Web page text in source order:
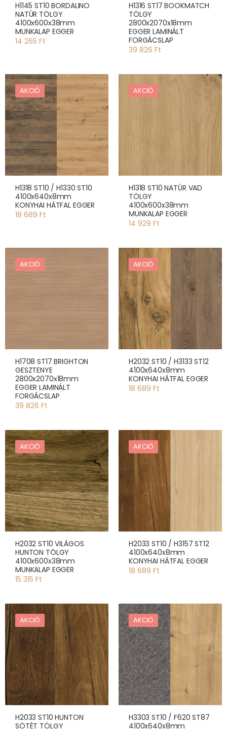
H1145 ST10 BORDALINO
NATÚR TÖLGY
4100x600x38mm
MUNKALAP EGGER
14 265 Ft
H1316 ST17 BOOKMATCH
TÖLGY
2800x2070x18mm
EGGER LAMINÁLT
FORGÁCSLAP
39 826 Ft
AKCIÓ
H1318 ST10 / H1330 ST10
4100x640x8mm
KONYHAI HÁTFAL EGGER
18 689 Ft
AKCIÓ
H1318 ST10 NATÚR VAD
TÖLGY
4100x600x38mm
MUNKALAP EGGER
14 929 Ft
AKCIÓ
H1708 ST17 BRIGHTON
GESZTENYE
2800x2070x18mm
EGGER LAMINÁLT
FORGÁCSLAP
39 826 Ft
AKCIÓ
H2032 ST10 / H3133 ST12
4100x640x8mm
KONYHAI HÁTFAL EGGER
18 689 Ft
AKCIÓ
H2032 ST10 VILÁGOS
HUNTON TÖLGY
4100x600x38mm
MUNKALAP EGGER
15 315 Ft
AKCIÓ
H2033 ST10 / H3157 ST12
4100x640x8mm
KONYHAI HÁTFAL EGGER
18 689 Ft
AKCIÓ
H2033 ST10 HUNTON
SÖTÉT TÖLGY
AKCIÓ
H3303 ST10 / F620 ST87
4100x640x8mm